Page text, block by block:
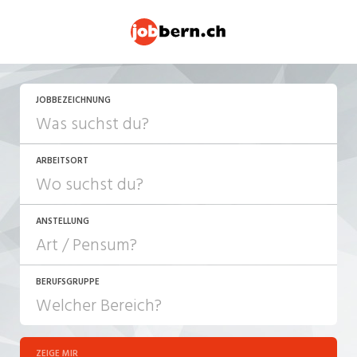
JOBBEZEICHNUNG
ARBEITSORT
ANSTELLUNG
JOB-TYP
Festanstellung
BERUFSGRUPPE
ZEIGE MIR